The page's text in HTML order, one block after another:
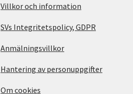
Villkor och information
SVs Integritetspolicy, GDPR
Anmälningsvillkor
Hantering av personuppgifter
Om cookies